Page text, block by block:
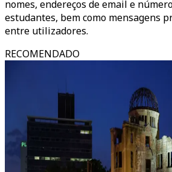
nomes, endereços de email e
estudantes, bem como mensagens
entre utilizadores.
RECOMENDADO